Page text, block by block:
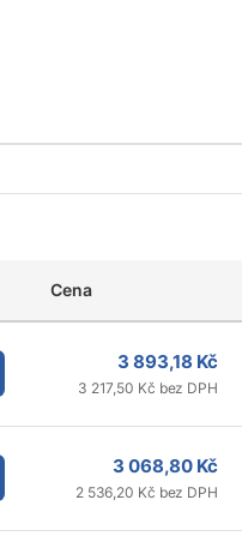
Cena
3 893,18 Kč
3 217,50 Kč bez DPH
3 068,80 Kč
2 536,20 Kč bez DPH